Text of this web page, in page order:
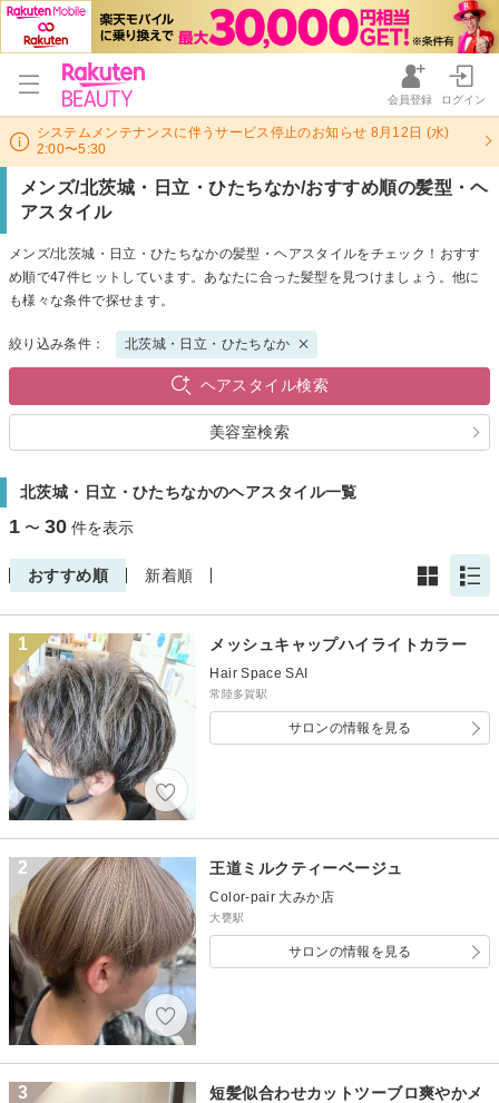
会員登録 ログイン
システムメンテナンスに伴うサービス停止のお知らせ 8月12日 (水)
2:00〜5:30
メンズ/北茨城・日立・ひたちなか/おすすめ順の髪型・ヘ
アスタイル
メンズ/北茨城・日立・ひたちなかの髪型・ヘアスタイルをチェック！おすす
め順で47件ヒットしています。あなたに合った髪型を見つけましょう。他に
も様々な条件で探せます。
絞り込み条件： 北茨城・日立・ひたちなか
ヘアスタイル検索
美容室検索
北茨城・日立・ひたちなかのヘアスタイル一覧
1 〜 30 件を表示
おすすめ順 新着順
1 メッシュキャップハイライトカラー
Hair Space SAI
常陸多賀駅
サロンの情報を見る
2 王道ミルクティーベージュ
Color-pair 大みか店
大甕駅
サロンの情報を見る
3
短髪似合わせカットツーブロ爽やかメ